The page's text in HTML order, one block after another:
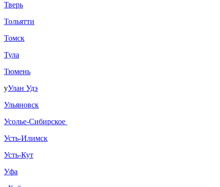
Тверь
Тольятти
Томск
Тула
Тюмень
уУлан Удэ
Ульяновск
Усолье-Сибирское
Усть-Илимск
Усть-Кут
Уфа